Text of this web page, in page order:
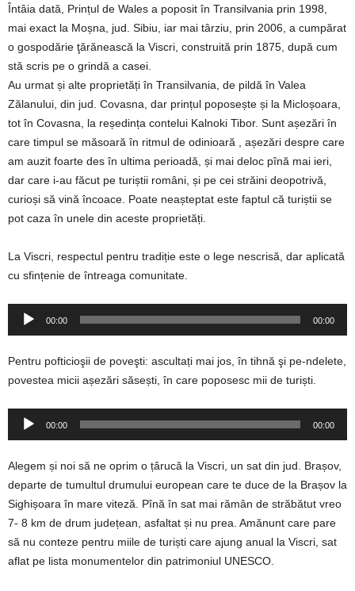
Întâia dată, Prințul de Wales a poposit în Transilvania prin 1998,
mai exact la Moșna, jud. Sibiu, iar mai târziu, prin 2006, a cumpărat
o gospodărie ţărănească la Viscri, construită prin 1875, după cum
stă scris pe o grindă a casei.
Au urmat și alte proprietăți în Transilvania, de pildă în Valea
Zălanului, din jud. Covasna, dar prințul poposește și la Micloșoara,
tot în Covasna, la reședința contelui Kalnoki Tibor. Sunt așezări în
care timpul se măsoară în ritmul de odinioară , așezări despre care
am auzit foarte des în ultima perioadă, și mai deloc pînă mai ieri,
dar care i-au făcut pe turiștii români, și pe cei străini deopotrivă,
curioși să vină încoace. Poate neașteptat este faptul că turiștii se
pot caza în unele din aceste proprietăți.
La Viscri, respectul pentru tradiție este o lege nescrisă, dar aplicată
cu sfințenie de întreaga comunitate.
Player
00:00 00:00
Pentru pofticioşii de poveşti: ascultați mai jos, în tihnă şi pe-ndelete,
povestea micii așezări săsești, în care poposesc mii de turiști.
Player
00:00 00:00
Alegem și noi să ne oprim o țârucă la Viscri, un sat din jud. Brașov,
departe de tumultul drumului european care te duce de la Brașov la
Sighișoara în mare viteză. Pînă în sat mai rămân de străbătut vreo
7- 8 km de drum județean, asfaltat și nu prea. Amănunt care pare
să nu conteze pentru miile de turiști care ajung anual la Viscri, sat
aflat pe lista monumentelor din patrimoniul UNESCO.